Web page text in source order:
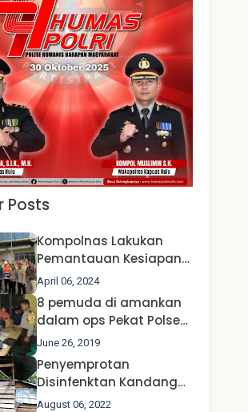
Posts
Kompolnas Lakukan
Pemantauan Kesiapan
Operasi Ketupat 2024 di
Polda Jatim Bersama
Kapolri dan Menteri
Perhubungan
April 06, 2024
8 pemuda di amankan
dalam ops Pekat Polsek
Jongkong
June 26, 2019
Penyemprotan
Disinfenktan Kandang
Ternak Kambing warga
August 06, 2022